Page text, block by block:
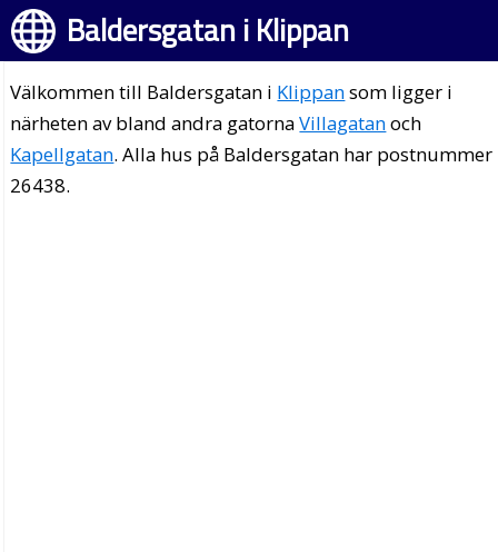
Baldersgatan i Klippan
Välkommen till Baldersgatan i Klippansom ligger i
närheten av bland andra gatornaVillagatanoch
Kapellgatan. Alla hus på Baldersgatan har postnummer
26438.